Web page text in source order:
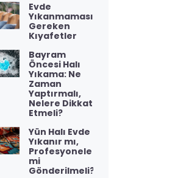
Evde
Yıkanmaması
Gereken
Kıyafetler
Bayram
Öncesi Halı
Yıkama: Ne
Zaman
Yaptırmalı,
Nelere Dikkat
Etmeli?
Yün Halı Evde
Yıkanır mı,
Profesyonele
mi
Gönderilmeli?